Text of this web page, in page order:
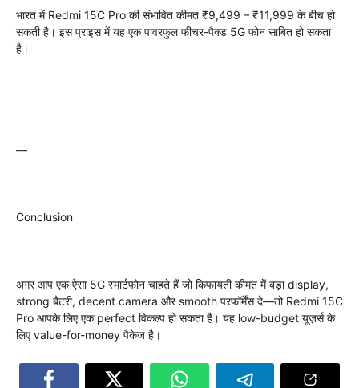
भारत में Redmi 15C Pro की संभावित कीमत ₹9,499 – ₹11,999 के बीच हो
सकती है। इस प्राइस में यह एक पावरफुल फीचर-पैक्ड 5G फोन साबित हो सकता
है।
—
Conclusion
अगर आप एक ऐसा 5G स्मार्टफोन चाहते हैं जो किफायती कीमत में बड़ा display,
strong बैटरी, decent camera और smooth परफॉर्मेंस दे—तो Redmi 15C
Pro आपके लिए एक perfect विकल्प हो सकता है। यह low-budget यूज़र्स के
लिए value-for-money पैकेज है।